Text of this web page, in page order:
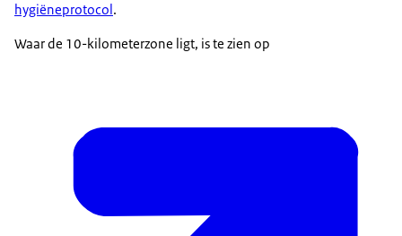
hygiëneprotocol .
Waar de 10-kilometerzone ligt, is te zien op